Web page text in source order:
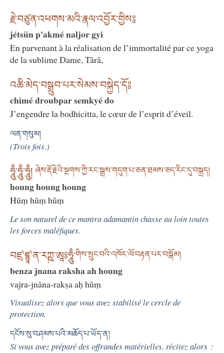
རྗེ་བཙུན་འཕགས་མའི་རྣལ་འབྱོར་གྱིས༔
jétsün p'akmé naljor gyi
En parvenant à la réalisation de l’immortalité par ce yoga
de la sublime Dame, Tārā,
འཆི་མེད་བསྒྲུབ་པར་སེམས་བསྐྱེད་དོ༔
chimé droubpar semkyé do
J’engendre la bodhicitta, le cœur de l’esprit d’éveil.
ལན་གསུམ།
(Trois fois.)
ཧཱུྃ་ཧཱུྃ་ཧཱུྃ། ཞེས་རྡོ་རྗེའི་སྔགས་ཀྱི་རང་སྒྲས་གདུག་པ་ཅན་ཐམས་ཅད་རིང་དུ་བསྐྲད།
houng houng houng
Hūṃ hūṃ hūṃ
Le son naturel de ce mantra adamantin chasse au loin toutes
les forces maléfiques.
བཛྲ་ཛྙཱ་ན་རཀྵ་ཨཱཿཧཱུྃ་གིས་སྲུང་བའི་འཁོར་ལོ་བརྟན་པར་བསྒོམ།
benza jnana raksha ah houng
vajra-jnāna-rakṣa aḥ hūṃ
Visualisez alors que vous avez stabilisé le cercle de
protection.
དངོས་སུ་བཤམས་པའི་མཆོད་པ་ཡོད་ན།
Si vous avez préparé des offrandes matérielles, récitez alors :